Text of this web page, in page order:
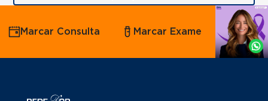
Agende
por
Whatsapp
Marcar Consulta Marcar Exame